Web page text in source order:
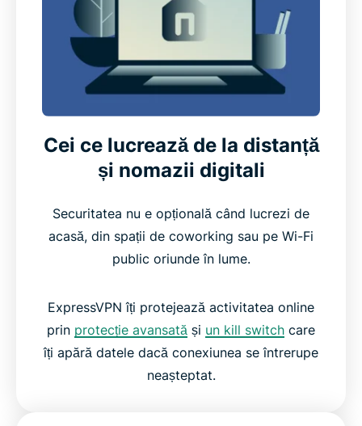
Cei ce lucrează de la distanță
și nomazii digitali
Securitatea nu e opțională când lucrezi de
acasă, din spații de coworking sau pe Wi-Fi
public oriunde în lume.
ExpressVPN îți protejează activitatea online
prin protecție avansată și un kill switch care
îți apără datele dacă conexiunea se întrerupe
neașteptat.